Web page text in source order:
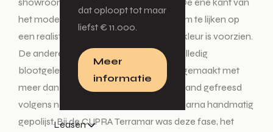
dat oploopt tot maar
liefst € 11.000.
Meer
informatie
Leasen
showrooms wereldwijd te zien zal zijn. De ene kant van
het model wordt met vinyl omwikkeld om te lijken op
een realistisch model dat al van een lakkleur is voorzien.
De andere kant van het model is een volledig
blootgelegde, aardekleurige mock-up gemaakt met
meer dan vijfduizend kilo klei – met de hand gefreesd
volgens nauwkeurige parameters en daarna handmatig
gepolijst. Bij de CUPRA Terramar was deze fase, het